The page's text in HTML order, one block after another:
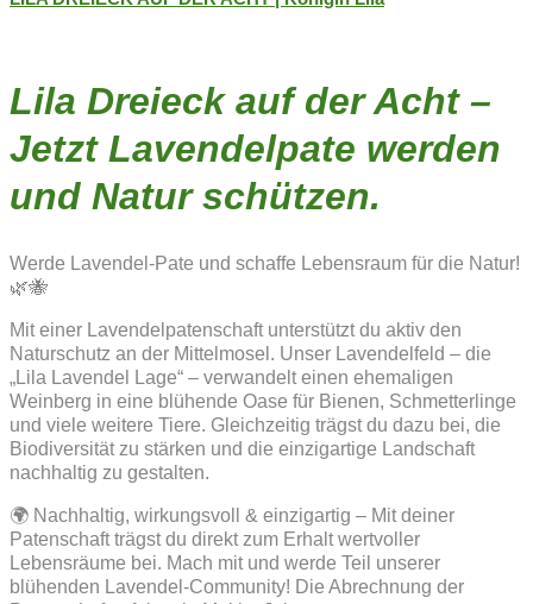
Lila Dreieck auf der Acht –
Jetzt Lavendelpate werden
und Natur schützen.
Werde Lavendel-Pate und schaffe Lebensraum für die Natur!
🌿🐝
Mit einer Lavendelpatenschaft unterstützt du aktiv den
Naturschutz an der Mittelmosel. Unser Lavendelfeld – die
„Lila Lavendel Lage“ – verwandelt einen ehemaligen
Weinberg in eine blühende Oase für Bienen, Schmetterlinge
und viele weitere Tiere. Gleichzeitig trägst du dazu bei, die
Biodiversität zu stärken und die einzigartige Landschaft
nachhaltig zu gestalten.
🌍 Nachhaltig, wirkungsvoll & einzigartig – Mit deiner
Patenschaft trägst du direkt zum Erhalt wertvoller
Lebensräume bei. Mach mit und werde Teil unserer
blühenden Lavendel-Community! Die Abrechnung der